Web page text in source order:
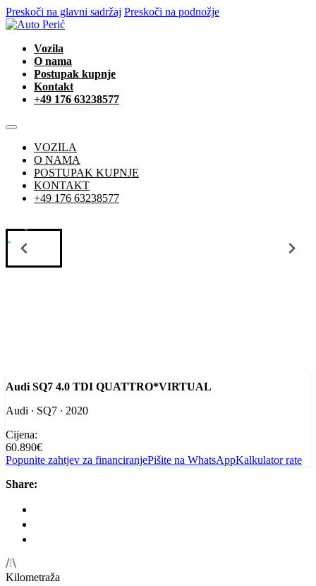
Preskoči na glavni sadržaj Preskoči na podnožje
Vozila
O nama
Postupak kupnje
Kontakt
+49 176 63238577
VOZILA
O NAMA
POSTUPAK KUPNJE
KONTAKT
+49 176 63238577
Audi SQ7 4.0 TDI QUATTRO*VIRTUAL
Audi ∙ SQ7 ∙ 2020
Cijena:
60.890€
Popunite zahtjev za financiranjePišite na WhatsAppKalkulator rate
Kilometraža
Share: